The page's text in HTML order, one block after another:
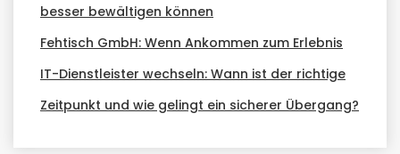
besser bewältigen können
Fehtisch GmbH: Wenn Ankommen zum Erlebnis
IT-Dienstleister wechseln: Wann ist der richtige
Zeitpunkt und wie gelingt ein sicherer Übergang?